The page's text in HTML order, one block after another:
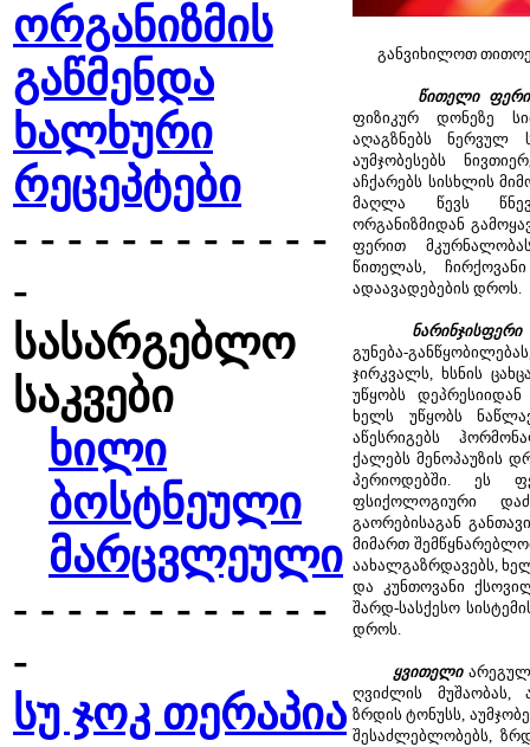
ორგანიზმის
გაწმენდა
ხალხური
რეცეპტები
- - - - - - - - - - - -
-
სასარგებლო
საკვები
ხილი
ბოსტნეული
მარცვლეული
- - - - - - - - - - - -
-
სუ ჯოკ თერაპია
განვიხილოთ
წითელი ფერი
ფიზიკურ დონეზე
აღაგზნებს ნერვულ
აუმჯობესებს
აჩქარებს სისხლის
მაღლა წევს
ორგანიზმიდან
ფერით
წითელას,
ადაავადებების დროს.
ნარინჯისფერი
გუნება-
ჯირკვალს, ხსნის
უწყობს
ხელს უწყობს
აწესრიგებს
ქალებს მენოპაუზის
პერიოდებში. ეს
ფსიქოლოგიური
გაორებისაგან
მიმართ
აახალგაზრდავებს,
და კუნთოვანი
შარდ-სასქესო
დროს.
ყვითელი
ღვიძლის მუშაობას,
ზრდის ტონუსს,
შესაძლებლობებს,